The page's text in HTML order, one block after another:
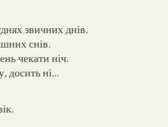
звичних днів.
снів.
чекати ніч.
досить ні...